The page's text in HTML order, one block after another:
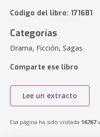
Código del libro: 171681
Categorías
Drama, Ficción, Sagas
Comparte ese libro
Lee un extracto
Esa página ha sido visitada 16767